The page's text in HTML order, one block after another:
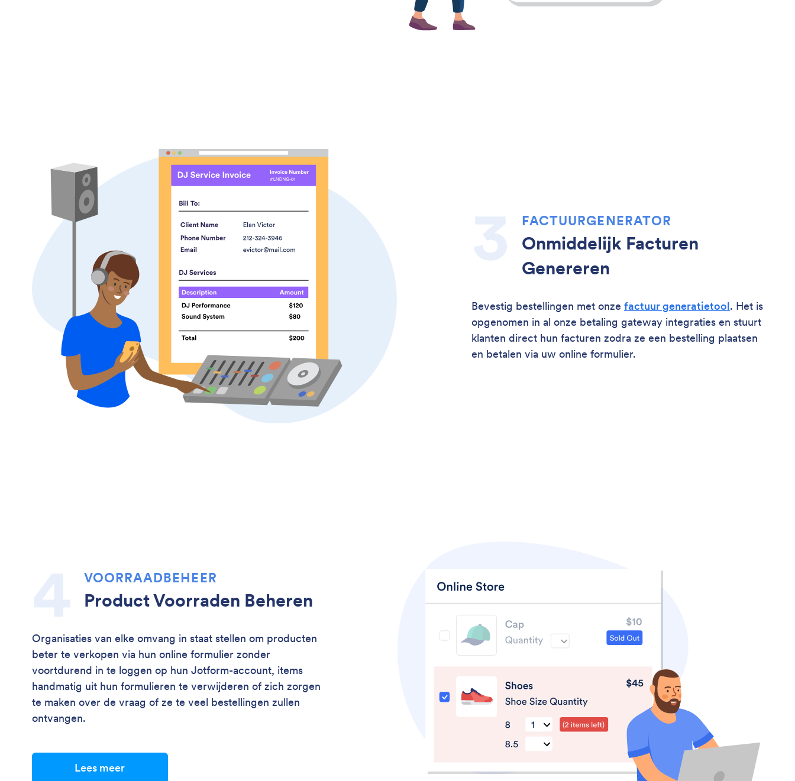
FACTUURGENERATOR
Onmiddelijk Facturen
Genereren
Bevestig bestellingen met onze factuur generatietool. Het is
opgenomen in al onze betaling gateway integraties en stuurt
klanten direct hun facturen zodra ze een bestelling plaatsen
en betalen via uw online formulier.
VOORRAADBEHEER
Product Voorraden Beheren
Organisaties van elke omvang in staat stellen om producten
beter te verkopen via hun online formulier zonder
voortdurend in te loggen op hun Jotform-account, items
handmatig uit hun formulieren te verwijderen of zich zorgen
te maken over de vraag of ze te veel bestellingen zullen
ontvangen.
Lees meer